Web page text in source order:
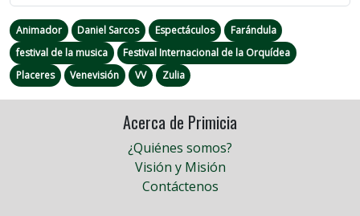
Animador Daniel Sarcos Espectáculos
Farándula
festival de la musica
Festival Internacional de la Orquídea
Placeres
Venevisión VV Zulia
Acerca de Primicia
¿Quiénes somos?
Visión y Misión
Contáctenos